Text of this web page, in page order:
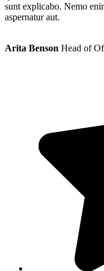
sunt explicabo. Nemo
aspernatur aut.
Arita Benson Head of